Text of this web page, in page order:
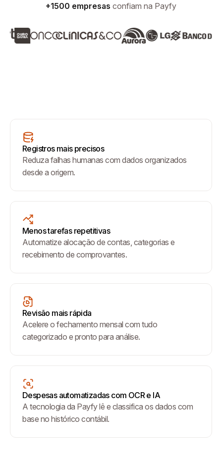
+1500 empresas confiam na Payfy
Registros mais precisos
Reduza falhas humanas com dados organizados
desde a origem.
Menos tarefas repetitivas
Automatize alocação de contas, categorias e
recebimento de comprovantes.
Revisão mais rápida
Acelere o fechamento mensal com tudo
categorizado e pronto para análise.
Despesas automatizadas com OCR e IA
A tecnologia da Payfy lê e classifica os dados com
base no histórico contábil.